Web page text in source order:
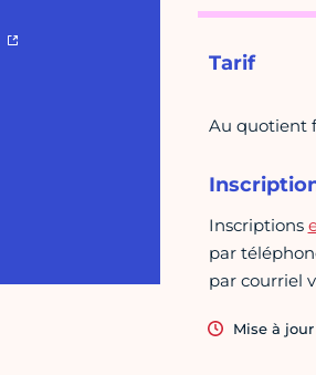
Tarif
Au quotient
Inscriptions
par
par courriel
Mise à